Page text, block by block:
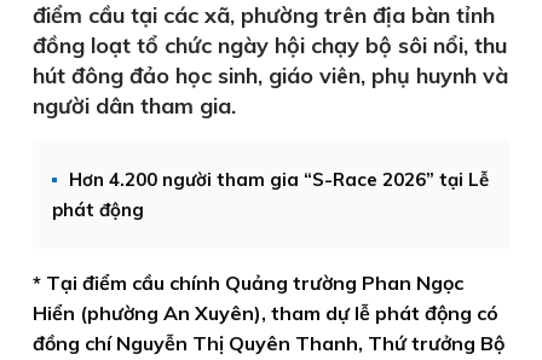
điểm cầu tại các xã, phường trên địa bàn tỉnh
đồng loạt tổ chức ngày hội chạy bộ sôi nổi, thu
hút đông đảo học sinh, giáo viên, phụ huynh và
người dân tham gia.
Hơn 4.200 người tham gia “S-Race 2026” tại Lễ
phát động
* Tại điểm cầu chính Quảng trường Phan Ngọc
Hiển (phường An Xuyên), tham dự lễ phát động có
đồng chí Nguyễn Thị Quyên Thanh, Thứ trưởng Bộ